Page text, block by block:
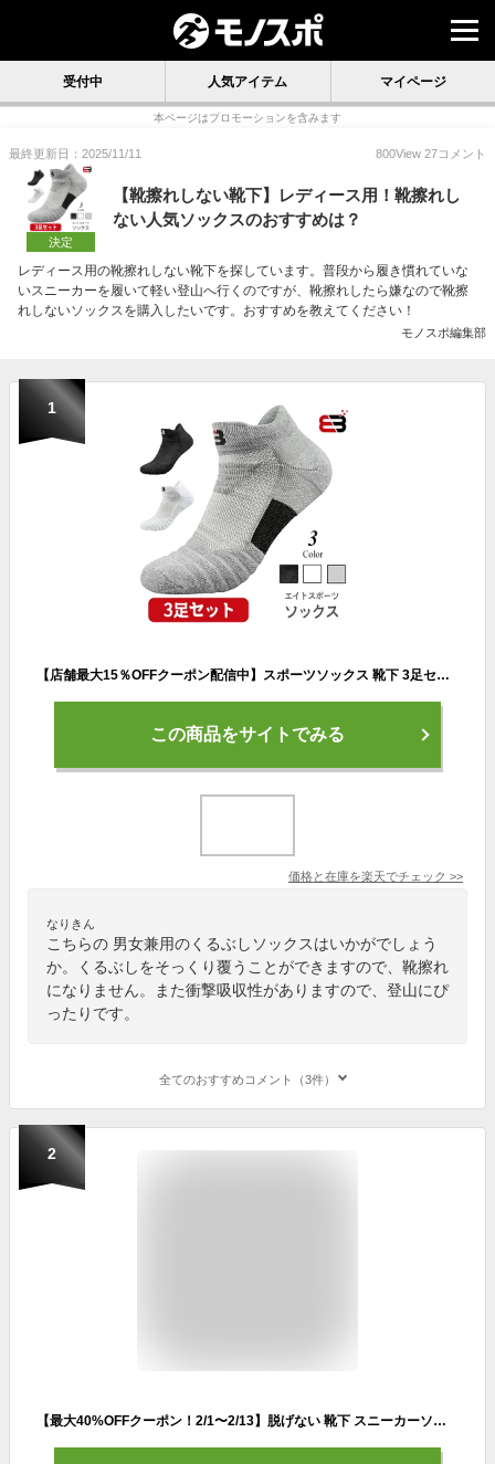
受付中 人気アイテム マイページ
本ページはプロモーションを含みます
最終更新日：2025/11/11 800View 27コメント
決定
【靴擦れしない靴下】レディース用！靴擦れし
ない人気ソックスのおすすめは？
レディース用の靴擦れしない靴下を探しています。普段から履き慣れていな
いスニーカーを履いて軽い登山へ行くのですが、靴擦れしたら嫌なので靴擦
れしないソックスを購入したいです。おすすめを教えてください！
モノスポ編集部
1
【店舗最大15％OFFクーポン配信中】スポーツソックス 靴下 3足セット メンズ レディース 男女兼用 スポーツ 厚手 ショートソックス くるぶしソックス シンプル コットン スニーカーソックス ビジネス 春 夏 快適 通気性 衝撃吸収 靴ずれ 防止 男性
この商品をサイトでみる
価格と在庫を楽天でチェック >>
なりきん
こちらの 男女兼用のくるぶしソックスはいかがでしょう
か。くるぶしをそっくり覆うことができますので、靴擦れ
になりません。また衝撃吸収性がありますので、登山にぴ
ったりです。
全てのおすすめコメント（3件）
2
【最大40%OFFクーポン！2/1〜2/13】脱げない 靴下 スニーカーソックス レディース 5足セット 靴ずれ防止 スニーカーフィット 選べる3タイプ 10カラー 21.5 - 24.0cm 消臭 フットカバー ショートソックス おしゃれ くるぶし 脱げにくい 春夏